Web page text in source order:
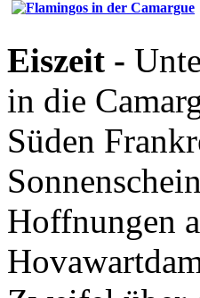
Eiszeit -
in die
Süden
Hoffnungen